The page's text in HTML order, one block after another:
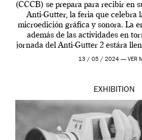
(CCCB) se prepara para recibir en
Anti-Gutter, la feria que celebra
microedición gráfica y sonora. La
además de las actividades en
jornada del Anti-Gutter 2 estára
[…]
13 / 05 / 2024 — VER
EXHIBITION